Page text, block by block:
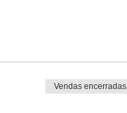
Vendas encerradas